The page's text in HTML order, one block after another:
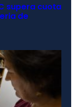
supera cuota
de